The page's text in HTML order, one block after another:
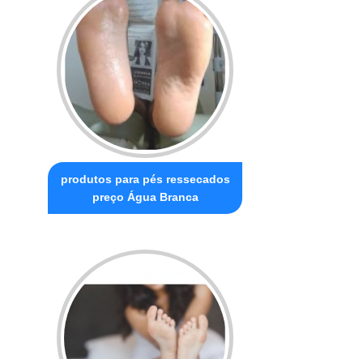
produtos para pés ressecados
preço Água Branca